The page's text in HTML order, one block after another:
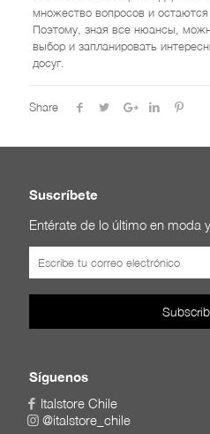
множество вопросов и остаются
Поэтому, зная все нюансы,
выбор и запланировать
досуг.
Share
Suscríbete
Entérate de lo último en moda
Síguenos
Italstore Chile
@italstore_chile